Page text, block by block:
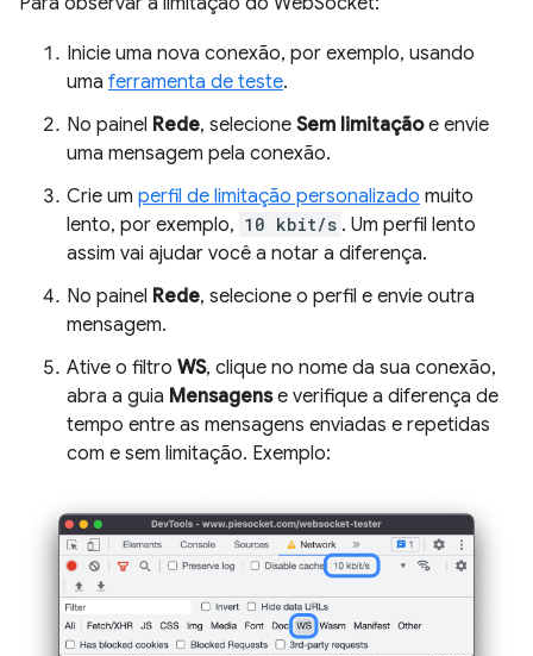
Inicie uma nova conexão, por exemplo, usando
uma ferramenta de teste.
No painel Rede, selecione Sem limitaçãoe envie
uma mensagem pela conexão.
Crie um perfil de limitação personalizado muito
lento, por exemplo, 10 kbit/s . Um perfil lento
assim vai ajudar você a notar a diferença.
No painel Rede, selecione o perfil e envie outra
mensagem.
Ative o filtro WS, clique no nome da sua conexão,
abra a guia Mensagense verifique a diferença de
tempo entre as mensagens enviadas e repetidas
com e sem limitação. Exemplo: